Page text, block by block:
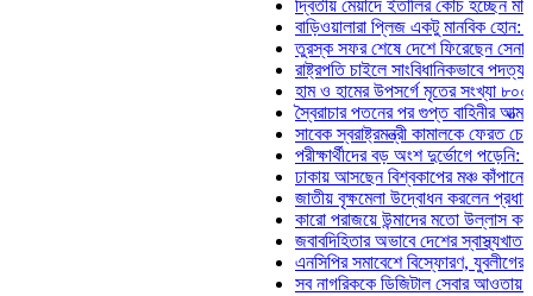
দ্বিতীয় মেয়াদে ইতালির কোচ হচ্ছেন মানচিনি
বাড়িওয়ালারা প্লিজ একটু মানবিক হোন: মনিরা মিঠু
তুরস্ক সফর শেষে দেশে ফিরেছেন সেনাপ্রধান
রাষ্ট্রপতি চাইলে সাংবিধানিকভাবে পদত্যাগ করতে
হাম ও হামের উপসর্গে মৃতের সংখ্যা ৮০০ ছাড়াল
স্বৈরাচার পতনের পর গুপ্ত বাহিনীর আত্মপ্রকাশ:
সাবেক স্বরাষ্ট্রমন্ত্রী কামালকে ফেরত চেয়ে
পরীক্ষার্থীদের বড় অংশ দুর্ভোগে পড়েনি: ড.
ঢাকায় আসছেন বিশ্বকাপের মঞ্চ কাঁপানো সেই
জাতীয় বৃক্ষমেলা উদ্বোধন করলেন প্রধানমন্ত্রী
কারো পরাজয়ে উন্মাদের মতো উল্লাস করতে হয়
জবাবদিহিতার অভাবে দেশের স্বাস্থ্যখাত নানা
এনসিপির সমাবেশে বিস্ফোরণ, যুবলীগের দুই
সব নাগরিককে ডিজিটাল সেবার আওতায় আনতে